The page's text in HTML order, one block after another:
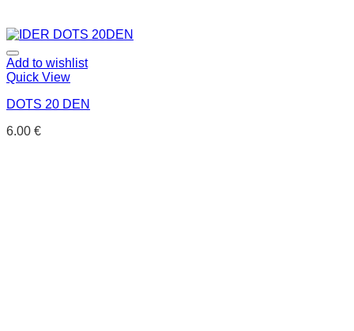
Add to wishlist
Quick View
DOTS 20 DEN
6.00 €